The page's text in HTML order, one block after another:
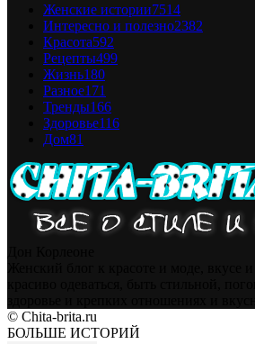
Женские истории7514
Интересно и полезно2382
Красота592
Рецепты499
Жизнь180
Разное171
Тренды166
Здоровье116
Дом81
© Chita-brita.ru
БОЛЬШЕ ИСТОРИЙ